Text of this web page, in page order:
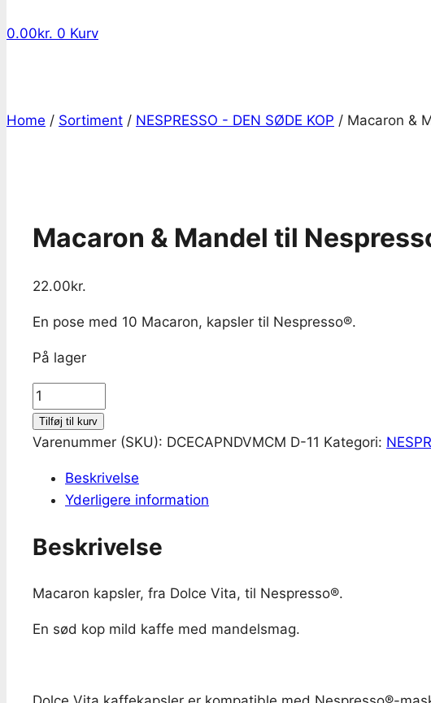
0.00kr. 0 Kurv
Home / Sortiment / NESPRESSO - DEN SØDE KOP / Macaron &
Macaron & Mandel til
22.00kr.
En pose med 10 Macaron, kapsler til Nespresso®.
På lager
Macaron
&
Mandel
Nespresso®
antal
Tilføj til kurv
Varenummer (SKU): DCECAPNDVMCM D-11 Kategori:
Beskrivelse
Yderligere information
Beskrivelse
Macaron kapsler, fra Dolce Vita, til Nespresso®.
En sød kop mild kaffe med mandelsmag.